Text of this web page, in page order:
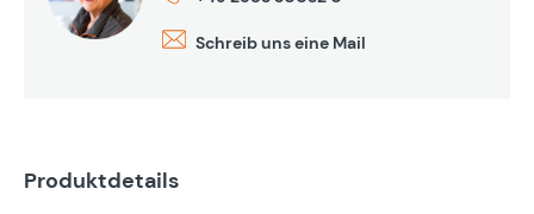
Schreib uns eine Mail
Produktdetails